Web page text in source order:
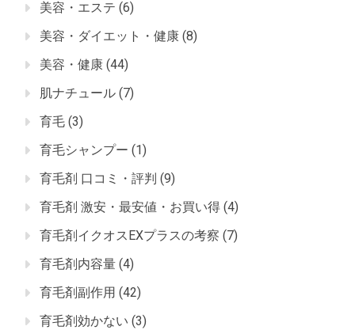
美容・エステ (6)
美容・ダイエット・健康 (8)
美容・健康 (44)
肌ナチュール (7)
育毛 (3)
育毛シャンプー (1)
育毛剤 口コミ・評判 (9)
育毛剤 激安・最安値・お買い得 (4)
育毛剤イクオスEXプラスの考察 (7)
育毛剤内容量 (4)
育毛剤副作用 (42)
育毛剤効かない (3)